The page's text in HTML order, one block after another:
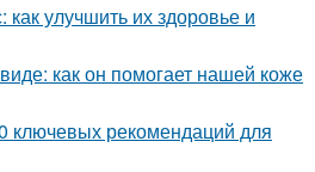
улучшить их здоровье и
как он помогает нашей коже
ключевых рекомендаций для